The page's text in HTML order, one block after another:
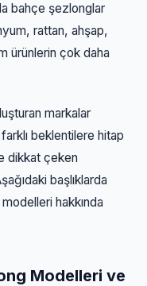
bahçe şezlonglar
rattan, ahşap,
ürünlerin çok daha
markalar
beklentilere hitap
dikkat çeken
başlıklarda
hakkında
Modelleri ve